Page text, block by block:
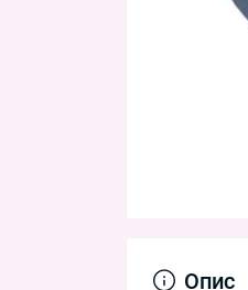
Опис